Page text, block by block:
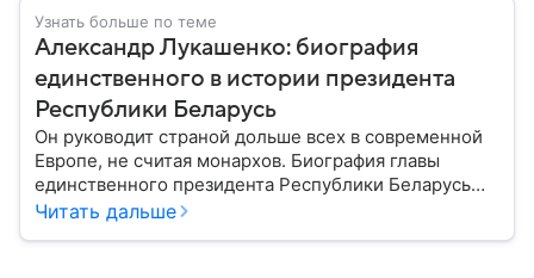
Узнать больше по теме
Александр Лукашенко: биография
единственного в истории президента
Республики Беларусь
Он руководит страной дольше всех в современной
Европе, не считая монархов. Биография главы
единственного президента Республики Беларусь
Александра Лукашенко — в материале.
Читать дальше